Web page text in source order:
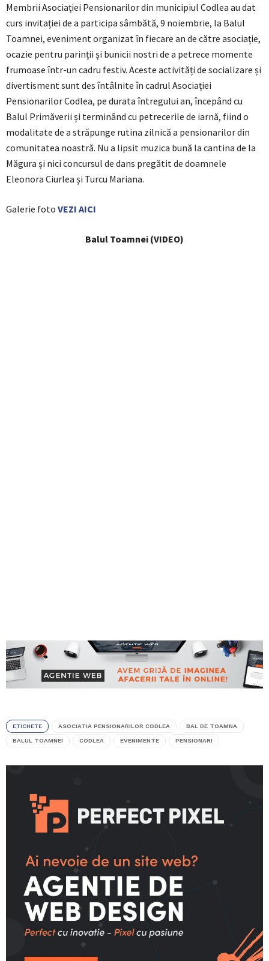
Membrii Asociației Pensionarilor din municipiul Codlea au dat
curs invitației de a participa sâmbătă, 9 noiembrie, la Balul
Toamnei, eveniment organizat în fiecare an de către asociație,
ocazie pentru parinții și bunicii nostri de a petrece momente
frumoase într-un cadru festiv. Aceste activități de socializare și
divertisment sunt des întâlnite în cadrul Asociației
Pensionarilor Codlea, pe durata întregului an, începând cu
Balul Primăverii și terminând cu petrecerile de iarnă, fiind o
modalitate de a străpunge rutina zilnică a pensionarilor din
comunitatea noastră. Nu a lipsit muzica bună la cantina de la
Măgura și nici concursul de dans pregătit de doamnele
Eleonora Ciurlea și Turcu Mariana.
Galerie foto VEZI AICI
Balul Toamnei (VIDEO)
ETICHETE ASOCIATIA PENSIONARILOR CODLEA BAL DE TOAMNA
BALUL TOAMNEI CODLEA EVENIMENTE PENSIONARI